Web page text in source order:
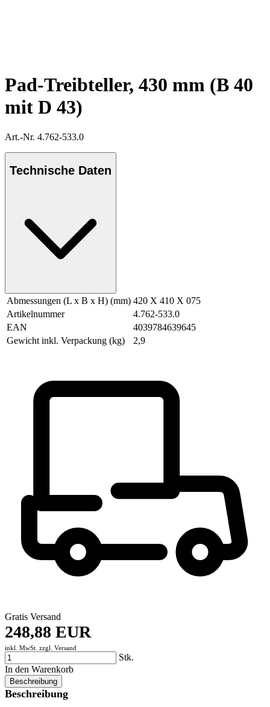
Pad-Treibteller, 430 mm (B 40
mit D 43)
Art.-Nr. 4.762-533.0
Technische Daten
Abmessungen (L x B x H) (mm) 420 X 410 X 075
Artikelnummer
4.762-533.0
EAN
4039784639645
Gewicht inkl. Verpackung (kg)
2,9
Gratis Versand
248,88 EUR
inkl. MwSt. zzgl. Versand
Stk.
In den Warenkorb
Beschreibung
Beschreibung